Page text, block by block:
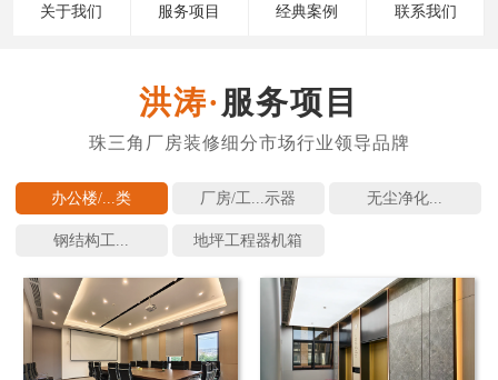
关于我们 服务项目 经典案例 联系我们
服务项目
办公楼/... 厂房/工... 无尘净化...
钢结构工... 地坪工程